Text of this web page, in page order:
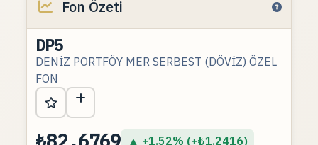
Fon Özeti
DP5
DENİZ PORTFÖY MER SERBEST (DÖVİZ) ÖZEL
FON
▲ +1.52% (+₺1.2416)